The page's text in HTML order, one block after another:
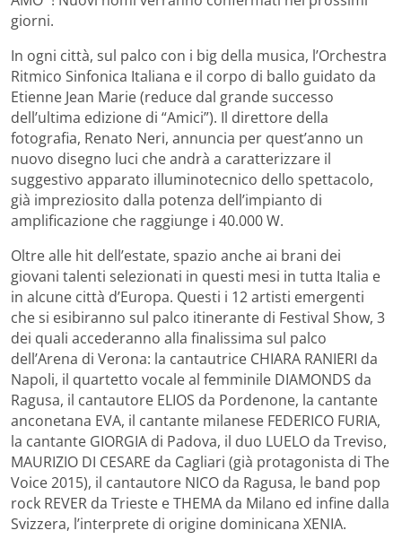
giorni.
In ogni città, sul palco con i big della musica, l’Orchestra
Ritmico Sinfonica Italiana e il corpo di ballo guidato da
Etienne Jean Marie (reduce dal grande successo
dell’ultima edizione di “Amici”). Il direttore della
fotografia, Renato Neri, annuncia per quest’anno un
nuovo disegno luci che andrà a caratterizzare il
suggestivo apparato illuminotecnico dello spettacolo,
già impreziosito dalla potenza dell’impianto di
amplificazione che raggiunge i 40.000 W.
Oltre alle hit dell’estate, spazio anche ai brani dei
giovani talenti selezionati in questi mesi in tutta Italia e
in alcune città d’Europa. Questi i 12 artisti emergenti
che si esibiranno sul palco itinerante di Festival Show, 3
dei quali accederanno alla finalissima sul palco
dell’Arena di Verona: la cantautrice CHIARA RANIERI da
Napoli, il quartetto vocale al femminile DIAMONDS da
Ragusa, il cantautore ELIOS da Pordenone, la cantante
anconetana EVA, il cantante milanese FEDERICO FURIA,
la cantante GIORGIA di Padova, il duo LUELO da Treviso,
MAURIZIO DI CESARE da Cagliari (già protagonista di The
Voice 2015), il cantautore NICO da Ragusa, le band pop
rock REVER da Trieste e THEMA da Milano ed infine dalla
Svizzera, l’interprete di origine dominicana XENIA.